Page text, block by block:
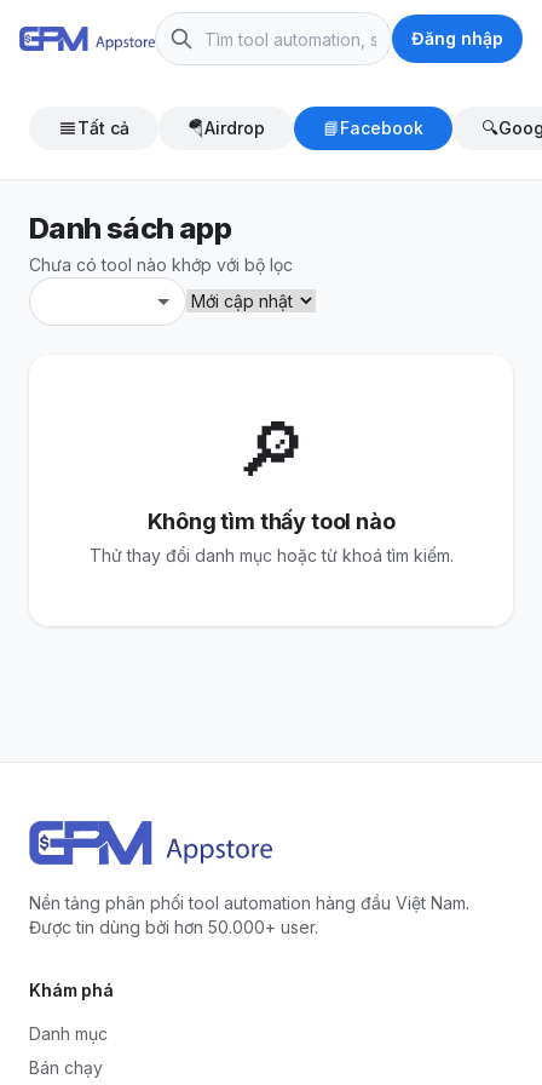
Đăng nhập
Tất cả 🪂Airdrop 📘Facebook 🔍
Danh sách app
Chưa có tool nào khớp với bộ lọc
🔎
Không tìm thấy tool nào
Thử thay đổi danh mục hoặc từ khoá tìm kiếm.
Nền tảng phân phối tool automation hàng đầu Việt Nam.
Được tin dùng bởi hơn 50.000+ user.
Khám phá
Danh mục
Bán chạy